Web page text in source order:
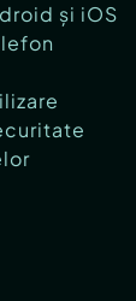
și iOS